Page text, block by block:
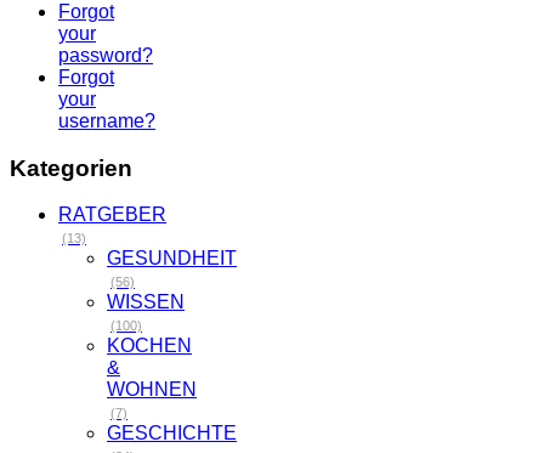
Forgot
your
password?
Forgot
your
username?
Kategorien
RATGEBER
(13)
GESUNDHEIT
(56)
WISSEN
(100)
KOCHEN
&
WOHNEN
(7)
GESCHICHTE